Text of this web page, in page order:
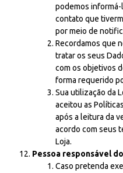
podemos
contato que
por meio de
Recordamos que
tratar os seus
com os objetivos
forma requerido
Sua utilização da
aceitou as
após a leitura da
acordo com seus
Loja.
Pessoa responsável
Caso pretenda